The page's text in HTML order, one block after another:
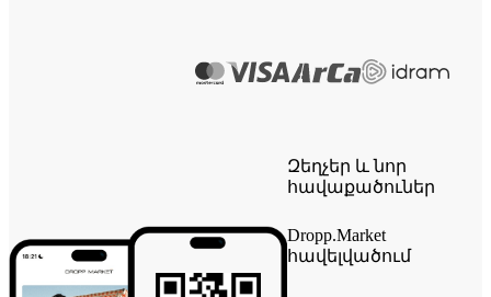
Զեղչեր և նոր
հավաքածուներ
Dropp.Market
հավելվածում